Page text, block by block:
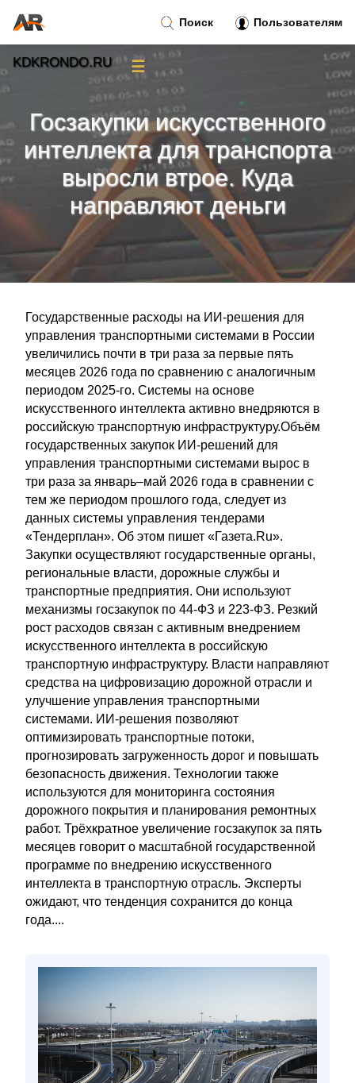
Госзакупки искусственного
интеллекта для транспорта
выросли втрое. Куда
направляют деньги
Государственные расходы на ИИ-решения для
управления транспортными системами в России
увеличились почти в три раза за первые пять
месяцев 2026 года по сравнению с аналогичным
периодом 2025-го. Системы на основе
искусственного интеллекта активно внедряются в
российскую транспортную инфраструктуру.Объём
государственных закупок ИИ-решений для
управления транспортными системами вырос в
три раза за январь–май 2026 года в сравнении с
тем же периодом прошлого года, следует из
данных системы управления тендерами
«Тендерплан». Об этом пишет «Газета.Ru».
Закупки осуществляют государственные органы,
региональные власти, дорожные службы и
транспортные предприятия. Они используют
механизмы госзакупок по 44-ФЗ и 223-ФЗ. Резкий
рост расходов связан с активным внедрением
искусственного интеллекта в российскую
транспортную инфраструктуру. Власти направляют
средства на цифровизацию дорожной отрасли и
улучшение управления транспортными
системами. ИИ-решения позволяют
оптимизировать транспортные потоки,
прогнозировать загруженность дорог и повышать
безопасность движения. Технологии также
используются для мониторинга состояния
дорожного покрытия и планирования ремонтных
работ. Трёхкратное увеличение госзакупок за пять
месяцев говорит о масштабной государственной
программе по внедрению искусственного
интеллекта в транспортную отрасль. Эксперты
ожидают, что тенденция сохранится до конца
года....
Поиск Пользователям
KDKRONDO.RU ☰
Тренды новостей»
Рубрики»
Правила»
Контакт